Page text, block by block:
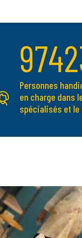
Personnes
en charge dans
spécialisés et le